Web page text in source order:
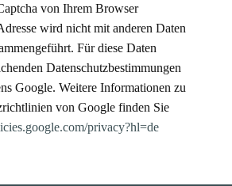
von Ihrem Browser
wird nicht mit anderen Daten
Für diese Daten
Datenschutzbestimmungen
Google. Weitere Informationen zu
von Google finden Sie
privacy?hl=de